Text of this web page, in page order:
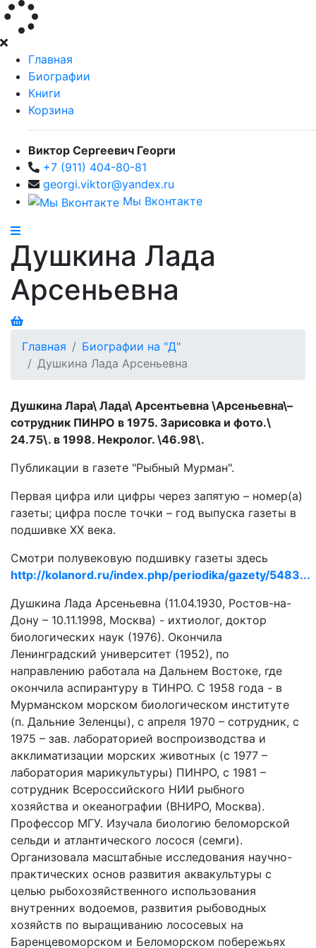
Главная
Биографии
Книги
Корзина
Виктор Сергеевич Георги
+7 (911) 404-80-81
georgi.viktor@yandex.ru
Мы Вконтакте
Душкина Лада
Арсеньевна
Главная
Биографии на "Д"
Душкина Лада Арсеньевна
Душкина Лара\ Лада\ Арсентьевна \Арсеньевна\–
сотрудник ПИНРО в 1975. Зарисовка и фото.\
24.75\. в 1998. Некролог. \46.98\.
Публикации в газете "Рыбный Мурман".
Первая цифра или цифры через запятую – номер(а)
газеты; цифра после точки – год выпуска газеты в
подшивке ХХ века.
Смотри полувековую подшивку газеты здесь
http://kolanord.ru/index.php/periodika/gazety/5483...
Душкина Лада Арсеньевна (11.04.1930, Ростов-на-
Дону – 10.11.1998, Москва) - ихтиолог, доктор
биологических наук (1976). Окончила
Ленинградский университет (1952), по
направлению работала на Дальнем Востоке, где
окончила аспирантуру в ТИНРО. С 1958 года - в
Мурманском морском биологическом институте
(п. Дальние Зеленцы), с апреля 1970 – сотрудник, с
1975 – зав. лабораторией воспроизводства и
акклиматизации морских животных (с 1977 –
лаборатория марикультуры) ПИНРО, с 1981 –
сотрудник Всероссийского НИИ рыбного
хозяйства и океанографии (ВНИРО, Москва).
Профессор МГУ. Изучала биологию беломорской
сельди и атлантического лосося (семги).
Организовала масштабные исследования научно-
практических основ развития аквакультуры с
целью рыбохозяйственного использования
внутренних водоемов, развития рыбоводных
хозяйств по выращиванию лососевых на
Баренцевоморском и Беломорском побережьях